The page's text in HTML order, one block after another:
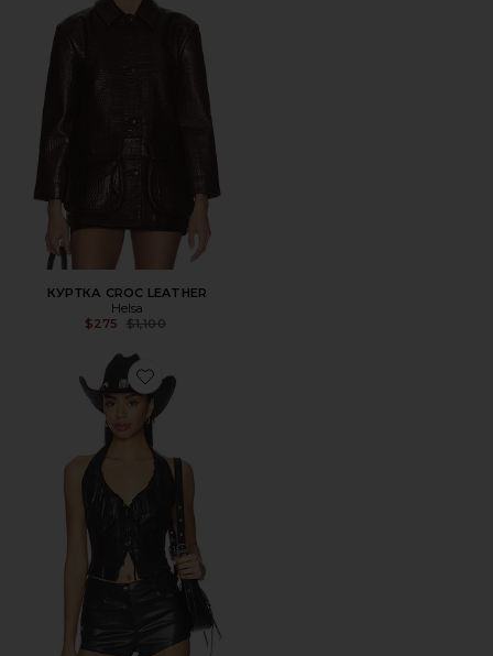
КУРТКА CROC LEATHER
Helsa
$275
Previous price:
$1,100
Favorite ТОП KAY